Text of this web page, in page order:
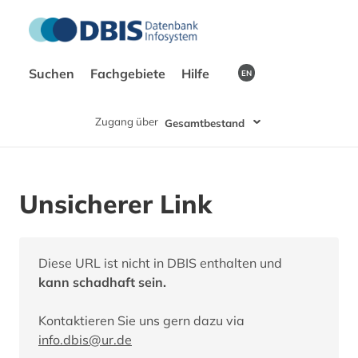
Suchen Fachgebiete Hilfe EN
Zugang über Gesamtbestand
Unsicherer Link
Diese URL ist nicht in DBIS enthalten und
kann schadhaft sein.
Kontaktieren Sie uns gern dazu via
info.dbis@ur.de